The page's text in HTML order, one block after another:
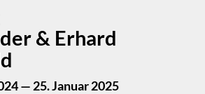
& Erhard
— 25. Januar 2025